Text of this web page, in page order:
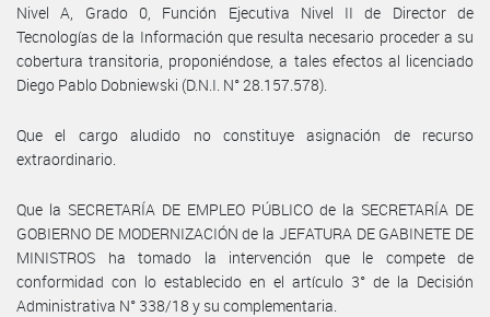
Nivel A, Grado 0, Función Ejecutiva Nivel II de Director de
Tecnologías de la Información que resulta necesario proceder a su
cobertura transitoria, proponiéndose, a tales efectos al licenciado
Diego Pablo Dobniewski (D.N.I. N° 28.157.578).
Que el cargo aludido no constituye asignación de recurso
extraordinario.
Que la SECRETARÍA DE EMPLEO PÚBLICO de la SECRETARÍA DE
GOBIERNO DE MODERNIZACIÓN de la JEFATURA DE GABINETE DE
MINISTROS ha tomado la intervención que le compete de
conformidad con lo establecido en el artículo 3° de la Decisión
Administrativa N° 338/18 y su complementaria.